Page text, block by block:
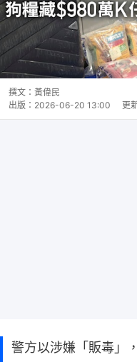
撰文： 黃偉民
出版： 2026-06-20 13:00 更
警方以涉嫌「販毒」